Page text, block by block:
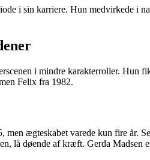
i sin karriere. Hun medvirkede i
i mindre karakterroller.
Felix fra 1982.
ægteskabet varede kun fire år.
lå døende af kræft. Gerda